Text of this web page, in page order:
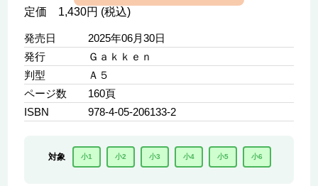
定価 1,430円 (税込)
発売日
2025年06月30日
発行
Ｇａｋｋｅｎ
判型
Ａ５
ページ数
160頁
ISBN
978-4-05-206133-2
対象 小1 小2 小3 小4 小5 小6